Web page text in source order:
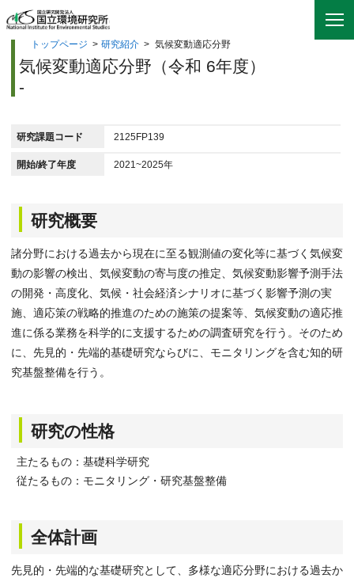
トップページ > 研究紹介 > 気候変動適応分野
気候変動適応分野（令和 6年度）
-
研究課題コード 2125FP139
開始/終了年度 2021~2025年
研究概要
諸分野における過去から現在に至る観測値の変化等に基づく気候変
動の影響の検出、気候変動の寄与度の推定、気候変動影響予測手法
の開発・高度化、気候・社会経済シナリオに基づく影響予測の実
施、適応策の戦略的推進のための施策の提案等、気候変動の適応推
進に係る業務を科学的に支援するための調査研究を行う。そのため
に、先見的・先端的基礎研究ならびに、モニタリングを含む知的研
究基盤整備を行う。
研究の性格
主たるもの：基礎科学研究
従たるもの：モニタリング・研究基盤整備
全体計画
先見的・先端的な基礎研究として、多様な適応分野における過去か